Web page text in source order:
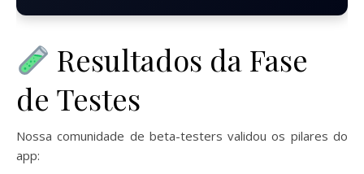
Resultados da Fase
de Testes
Nossa comunidade de beta-testers validou os pilares do
app: